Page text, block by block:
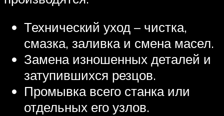
Технический уход – чистка,
смазка, заливка и смена масел.
Замена изношенных деталей и
затупившихся резцов.
Промывка всего станка или
отдельных его узлов.